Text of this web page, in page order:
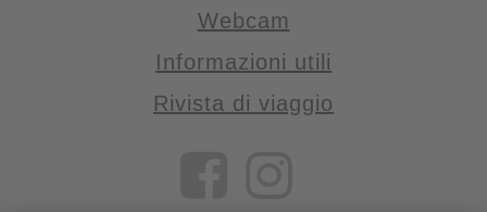
Webcam
Informazioni utili
Rivista di viaggio